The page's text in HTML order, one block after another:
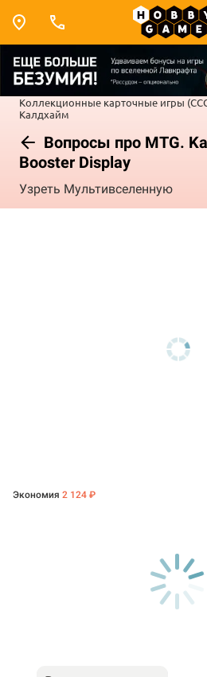
Коллекционные карточные игры
Калдхайм
Вопросы про MTG.
Booster Display
Узреть Мультивселенную
Экономия 2 124 ₽